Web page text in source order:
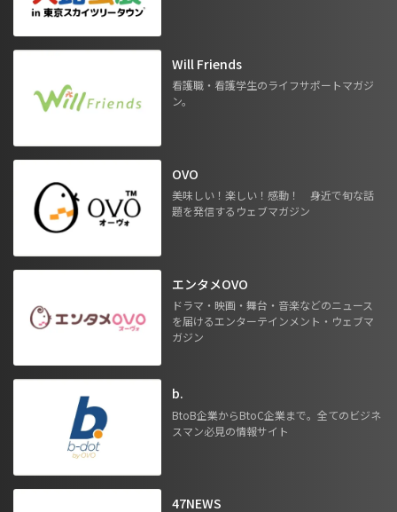
Will Friends
看護職・看護学生のライフサポートマガジ
ン。
OVO
美味しい！楽しい！感動！ 身近で旬な話
題を発信するウェブマガジン
エンタメOVO
ドラマ・映画・舞台・音楽などのニュース
を届けるエンターテインメント・ウェブマ
ガジン
b.
BtoB企業からBtoC企業まで。全てのビジネ
スマン必見の情報サイト
47NEWS